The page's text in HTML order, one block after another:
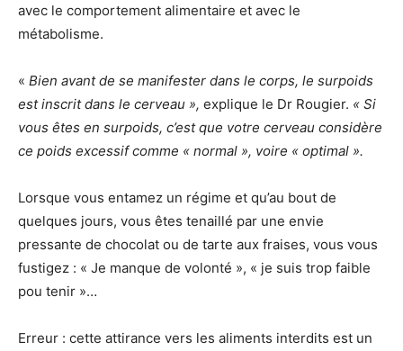
avec le comportement alimentaire et avec le
métabolisme.
« Bien avant de se manifester dans le corps, le surpoids
est inscrit dans le cerveau », explique le Dr Rougier. « Si
vous êtes en surpoids, c’est que votre cerveau considère
ce poids excessif comme « normal », voire « optimal ».
Lorsque vous entamez un régime et qu’au bout de
quelques jours, vous êtes tenaillé par une envie
pressante de chocolat ou de tarte aux fraises, vous vous
fustigez : « Je manque de volonté », « je suis trop faible
pou tenir »…
Erreur : cette attirance vers les aliments interdits est un